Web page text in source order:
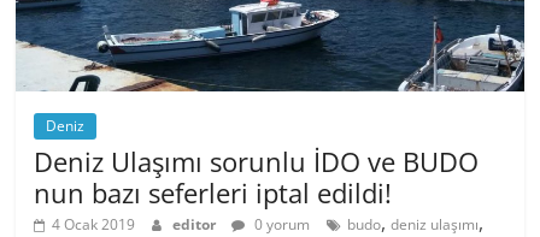
Deniz
Deniz Ulaşımı sorunlu İDO ve BUDO
nun bazı seferleri iptal edildi!
4 Ocak 2019 editor 0 yorum budo,deniz ulaşımı,